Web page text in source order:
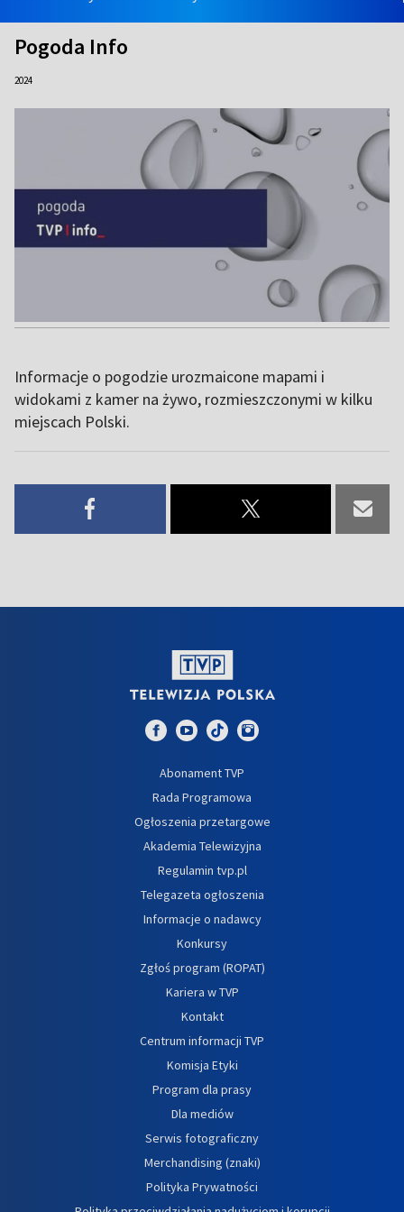
Pogoda Info
2024
Informacje o pogodzie urozmaicone mapami i
widokami z kamer na żywo, rozmieszczonymi w kilku
miejscach Polski.
Abonament TVP
Rada Programowa
Ogłoszenia przetargowe
Akademia Telewizyjna
Regulamin tvp.pl
Telegazeta ogłoszenia
Informacje o nadawcy
Konkursy
Zgłoś program (ROPAT)
Kariera w TVP
Kontakt
Centrum informacji TVP
Komisja Etyki
Program dla prasy
Dla mediów
Serwis fotograficzny
Merchandising (znaki)
Polityka Prywatności